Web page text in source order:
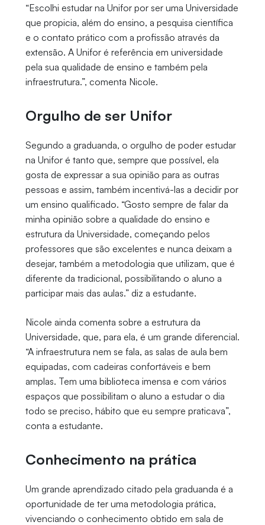
“Escolhi estudar na Unifor por ser uma Universidade
que propicia, além do ensino, a pesquisa científica
e o contato prático com a profissão através da
extensão. A Unifor é referência em universidade
pela sua qualidade de ensino e também pela
infraestrutura.”, comenta Nicole.
Orgulho de ser Unifor
Segundo a graduanda, o orgulho de poder estudar
na Unifor é tanto que, sempre que possível, ela
gosta de expressar a sua opinião para as outras
pessoas e assim, também incentivá-las a decidir por
um ensino qualificado. “Gosto sempre de falar da
minha opinião sobre a qualidade do ensino e
estrutura da Universidade, começando pelos
professores que são excelentes e nunca deixam a
desejar, também a metodologia que utilizam, que é
diferente da tradicional, possibilitando o aluno a
participar mais das aulas.” diz a estudante.
Nicole ainda comenta sobre a estrutura da
Universidade, que, para ela, é um grande diferencial.
“A infraestrutura nem se fala, as salas de aula bem
equipadas, com cadeiras confortáveis e bem
amplas. Tem uma biblioteca imensa e com vários
espaços que possibilitam o aluno a estudar o dia
todo se preciso, hábito que eu sempre praticava”,
conta a estudante.
Conhecimento na prática
Um grande aprendizado citado pela graduanda é a
oportunidade de ter uma metodologia prática,
vivenciando o conhecimento obtido em sala de